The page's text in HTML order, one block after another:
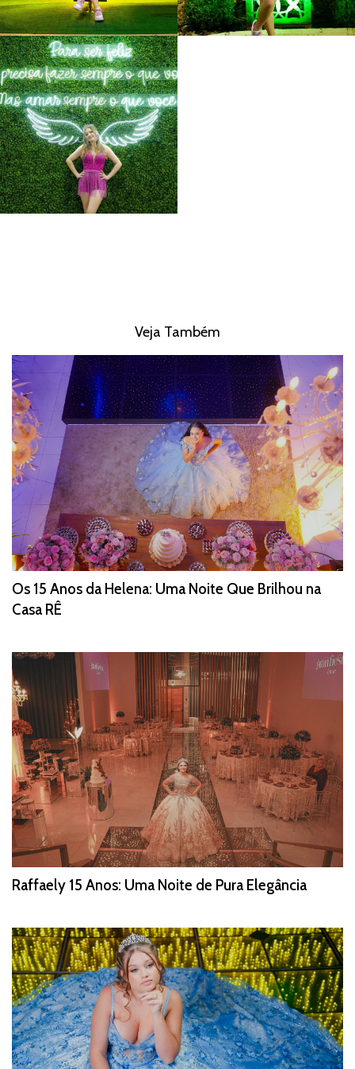
Veja Também
Os 15 Anos da Helena: Uma Noite Que Brilhou na
Casa RÊ
Raffaely 15 Anos: Uma Noite de Pura Elegância